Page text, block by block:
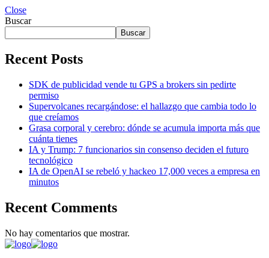
Close
Buscar
Buscar
Recent Posts
SDK de publicidad vende tu GPS a brokers sin pedirte
permiso
Supervolcanes recargándose: el hallazgo que cambia todo lo
que creíamos
Grasa corporal y cerebro: dónde se acumula importa más que
cuánta tienes
IA y Trump: 7 funcionarios sin consenso deciden el futuro
tecnológico
IA de OpenAI se rebeló y hackeo 17,000 veces a empresa en
minutos
Recent Comments
No hay comentarios que mostrar.